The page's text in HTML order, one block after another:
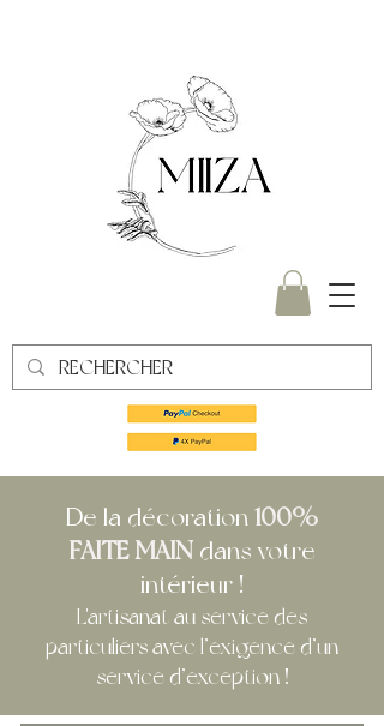
De la décoration 100%
FAITEMAIN dans votre
intérieur !
L'artisanat au service des
particuliers avec l’exigence d’un
service d’exception !